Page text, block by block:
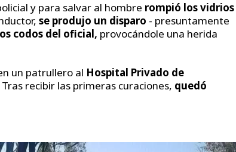
y para salvar al hombre rompió los vidrios
se produjo un disparo - presuntamente
codos del oficial, provocándole una herida
un patrullero al Hospital Privado de
recibir las primeras curaciones, quedó